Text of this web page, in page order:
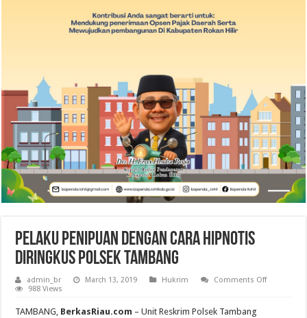
Pelaku Penipuan dengan Cara Hipnotis
Diringkus Polsek Tambang
admin_br March 13, 2019 Hukrim Comments Offon
988 Views
TAMBANG, BerkasRiau.com – Unit Reskrim Polsek Tambang